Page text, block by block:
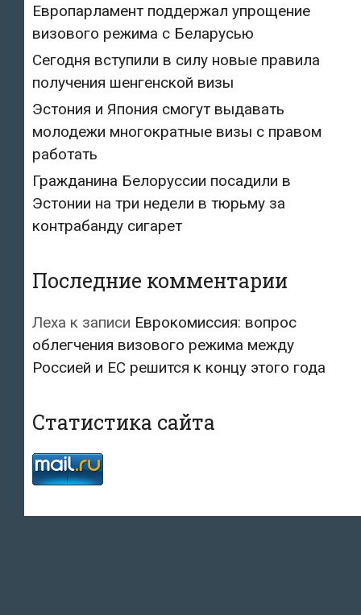
Европарламент поддержал упрощение
визового режима с Беларусью
Сегодня вступили в силу новые правила
получения шенгенской визы
Эстония и Япония смогут выдавать
молодежи многократные визы с правом
работать
Гражданина Белоруссии посадили в
Эстонии на три недели в тюрьму за
контрабанду сигарет
Последние комментарии
Леха к записи Еврокомиссия: вопрос
облегчения визового режима между
Россией и ЕС решится к концу этого года
Статистика сайта